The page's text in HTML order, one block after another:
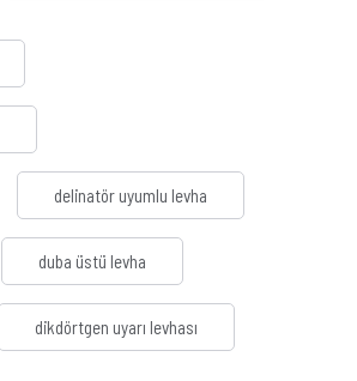
delinatör uyumlu levha
duba üstü levha
dikdörtgen uyarı levhası